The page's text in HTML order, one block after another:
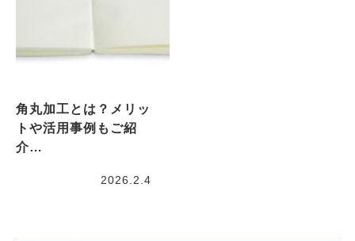
角丸加工とは？メリッ
トや活用事例もご紹
介…
2026.2.4